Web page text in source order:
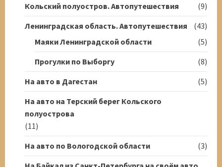
Кольский полуостров. Автопутешествия
(9)
Ленинградская область. Автопутешествия
(43)
Маяки Ленинградской области
(5)
Прогулки по Выборгу
(8)
На авто в Дагестан
(5)
На авто на Терский берег Кольского
полуострова
(11)
На авто по Вологодской области
(3)